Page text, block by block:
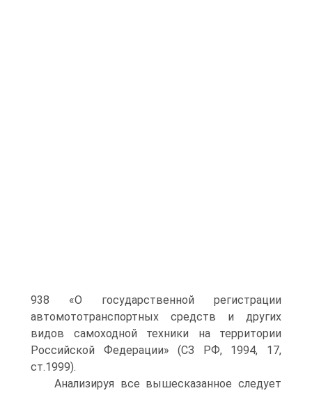
938 «О государственной регистрации
автомототранспортных средств и других
видов самоходной техники на территории
Российской Федерации» (СЗ РФ, 1994, 17,
ст.1999).
Анализируя все вышесказанное следует